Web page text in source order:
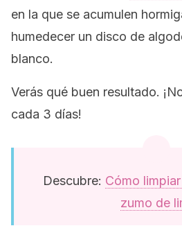
en la que se acumulen
humedecer un disco de
blanco.
Verás qué buen resultado.
cada 3 días!
Descubre: Cómo
zumo de